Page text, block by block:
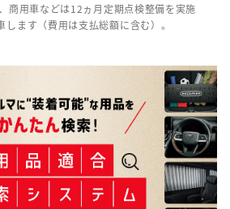
商用車などは12ヵ月定期点検整備を実施
ます（費用は支払総額に含む）。